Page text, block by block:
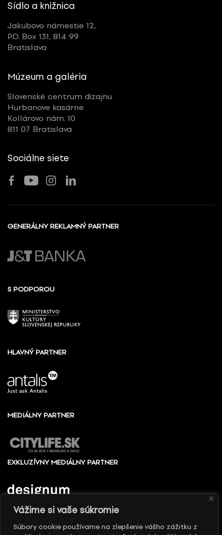
Vážime si vaše súkromie
Súbory cookie používame na zlepšenie vášho zážitku z
Sídlo a knižnica
Jakubovo námestie 12,
P.O. Box 131, 814 99
Bratislava
Múzeum a galéria
Slovenské centrum dizajnu
Hurbanove kasárne
Kollárovo nám. 10
811 07 Bratislava
Sociálne siete
GENERÁLNY REKLAMNÝ PARTNER
S PODPOROU
HLAVNÝ PARTNER
MEDIÁLNY PARTNER
EXKLUZÍVNY MEDIÁLNY PARTNER